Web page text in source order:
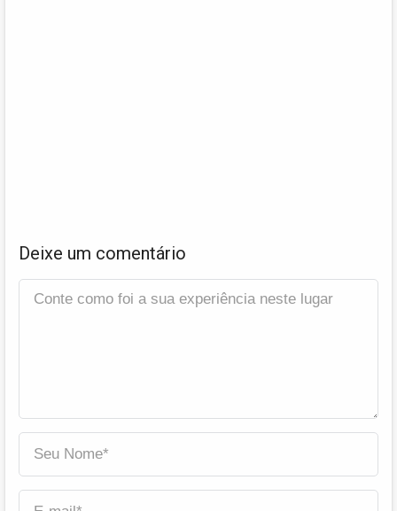
Deixe um comentário